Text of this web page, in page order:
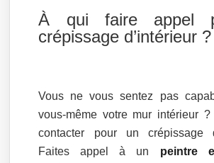
À qui faire appel
crépissage d’intérieur ?
Vous ne vous sentez pas
vous-même votre mur intérieur
contacter pour un crépissage
Faites appel à un peintre